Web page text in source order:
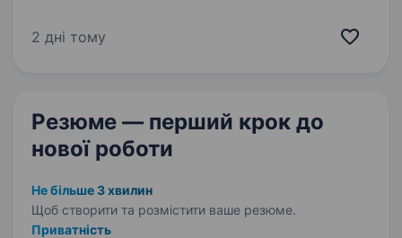
створювати сенси, щоб здійснювались мрії
2 дні тому
Резюме — перший крок до
нової роботи
Не більше 3 хвилин
Щоб створити та розмістити ваше резюме.
Приватність